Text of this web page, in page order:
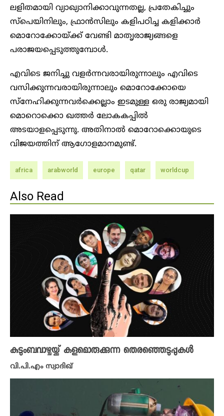
ലളിതമായി വ്യാഖ്യാനിക്കാവുന്നതല്ല, പ്രതേകിച്ചും
സ്പെയിനിലും, ഫ്രാൻസിലും കളിപഠിച്ച കളിക്കാർ
മൊറോക്കോയ്ക്ക് വേണ്ടി മാതൃരാജ്യങ്ങളെ
പരാജയപ്പെടുത്തുമ്പോൾ.
എവിടെ ജനിച്ചു വളർന്നവരായിരുന്നാലും എവിടെ
വസിക്കുന്നവരായിരുന്നാലും മൊറോക്കോയെ
സ്നേഹിക്കുന്നവർക്കെല്ലാം ഇടമുള്ള ഒരു രാജ്യമായി
മൊറൊക്കൊ ഖത്തർ ലോകകപ്പിൽ
അടയാളപ്പെടുന്നു. അതിനാൽ മൊറോക്കൊയുടെ
വിജയത്തിന് ആഗോളമാനമുണ്ട്.
africa arabworld europe qatar worldcup
Also Read
കുടുംബവാഴ്ചയ്ക്ക് കളമൊരുക്കുന്ന തെരഞ്ഞെടുപ്പുകൾ
വി.പി.എം സ്വാദിഖ്